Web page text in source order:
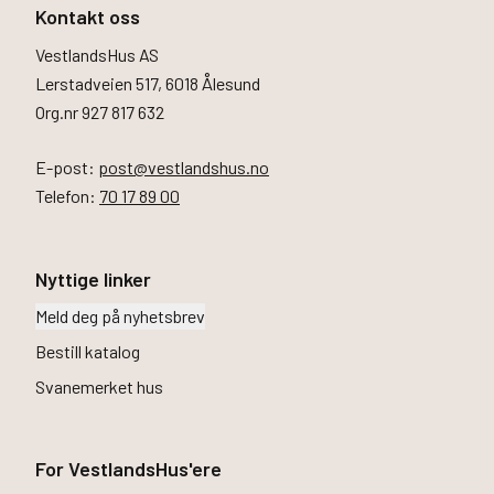
Kontakt oss
VestlandsHus AS
Lerstadveien 517, 6018 Ålesund
Org.nr 927 817 632
E-post: post@vestlandshus.no
Telefon: 70 17 89 00
Nyttige linker
Meld deg på nyhetsbrev
Bestill katalog
Svanemerket hus
For VestlandsHus'ere